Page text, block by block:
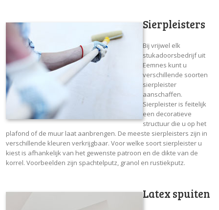
Sierpleisters
Bij vrijwel elk
stukadoorsbedrijf uit
Eemnes kunt u
verschillende soorten
sierpleister
aanschaffen.
Sierpleister is feitelijk
een decoratieve
structuur die u op het
plafond of de muur laat aanbrengen. De meeste sierpleisters zijn in
verschillende kleuren verkrijgbaar. Voor welke soort sierpleister u
kiest is afhankelijk van het gewenste patroon en de dikte van de
korrel. Voorbeelden zijn spachtelputz, granol en rustiekputz.
Latex spuiten